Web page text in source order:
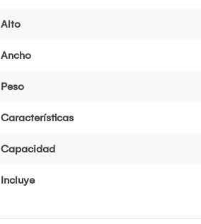
Alto
Ancho
Peso
Características
Capacidad
Incluye